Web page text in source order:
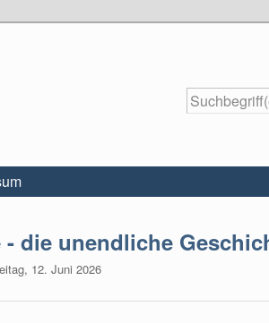
die unendliche
12. Juni 2026